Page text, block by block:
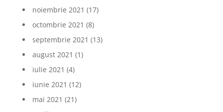
noiembrie 2021 (17)
octombrie 2021 (8)
septembrie 2021 (13)
august 2021 (1)
iulie 2021 (4)
iunie 2021 (12)
mai 2021 (21)